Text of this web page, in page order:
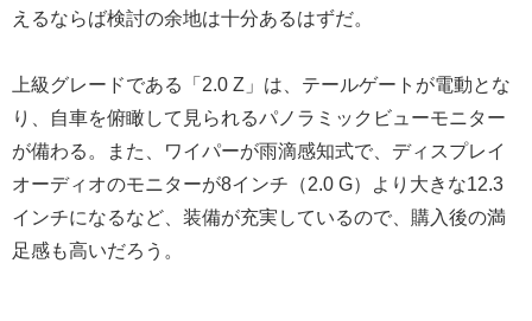
えるならば検討の余地は十分あるはずだ。
上級グレードである「2.0 Z」は、テールゲートが電動とな
り、自車を俯瞰して見られるパノラミックビューモニター
が備わる。また、ワイパーが雨滴感知式で、ディスプレイ
オーディオのモニターが8インチ（2.0 G）より大きな12.3
インチになるなど、装備が充実しているので、購入後の満
足感も高いだろう。